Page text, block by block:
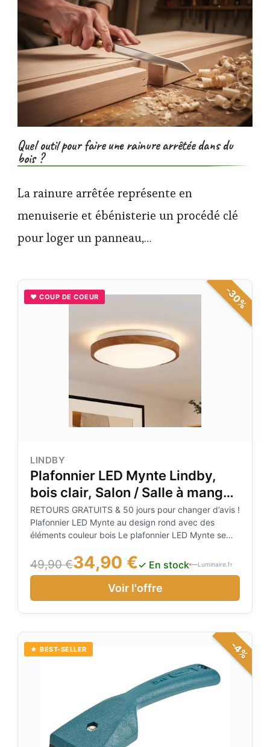
Quel outil pour faire une rainure arrêtée dans du
bois ?
La rainure arrêtée représente en
menuiserie et ébénisterie un procédé clé
pour loger un panneau,…
-30%
♥ COUP DE COEUR
LINDBY
Plafonnier LED Mynte Lindby,
bois clair, Salon / Salle à manger,
Matière Plastique, Moderne,
Plafonnier LED
RETOURS GRATUITS & 50 jours pour changer d’avis !
Plafonnier LED Mynte au design rond avec des
éléments couleur bois Le plafonnier LED Mynte se
aluminium et plastique. Son corps rond est doté d'un
diffuseur blanc entouré d'un cadre couleur bois.
Derrière ce diffuseur se trouvent des LED fixes qui
génèrent une lumière blanche chaude. Le design
plutôt discret du plafonnier LED Mynte s'intègre
complète harmonieusement le reste du mobilier. Il
convient parfaitement aux pièces basses et est
moins encombrant qu'un plafonnier imposant.
49,90 €34,90 €✓ En stock Luminaire.fr
Voir l'offre
-4%
★ BEST-SELLER